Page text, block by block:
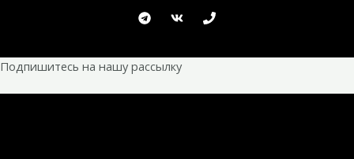
Подпишитесь на нашу рассылку